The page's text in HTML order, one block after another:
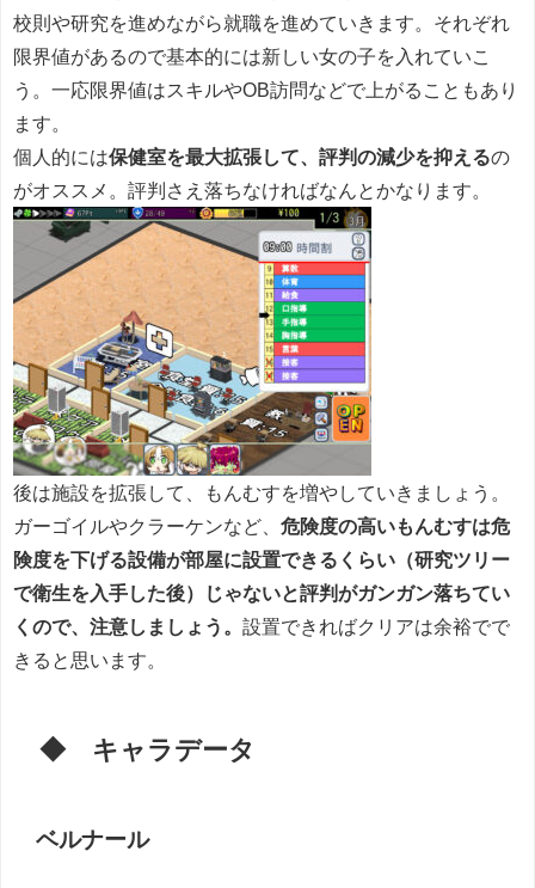
校則や研究を進めながら就職を進めていきます。それぞれ
限界値があるので基本的には新しい女の子を入れていこ
う。一応限界値はスキルやOB訪問などで上がることもあり
ます。
個人的には保健室を最大拡張して、評判の減少を抑えるの
がオススメ。評判さえ落ちなければなんとかなります。
後は施設を拡張して、もんむすを増やしていきましょう。
ガーゴイルやクラーケンなど、 危険度の高いもんむすは危
険度を下げる設備が部屋に設置できるくらい（研究ツリー
で衛生を入手した後）じゃないと評判がガンガン落ちてい
くので、注意しましょう。 設置できればクリアは余裕でで
きると思います。
◆ キャラデータ
ベルナール